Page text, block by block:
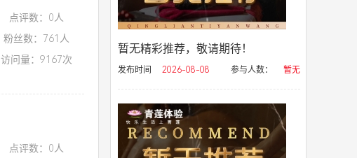
点评数：0人
粉丝数：761人
访问量：9167次
点评数：0人
暂无精彩推荐，敬请期待！
发布时间 2026-08-08 参与人数： 暂无